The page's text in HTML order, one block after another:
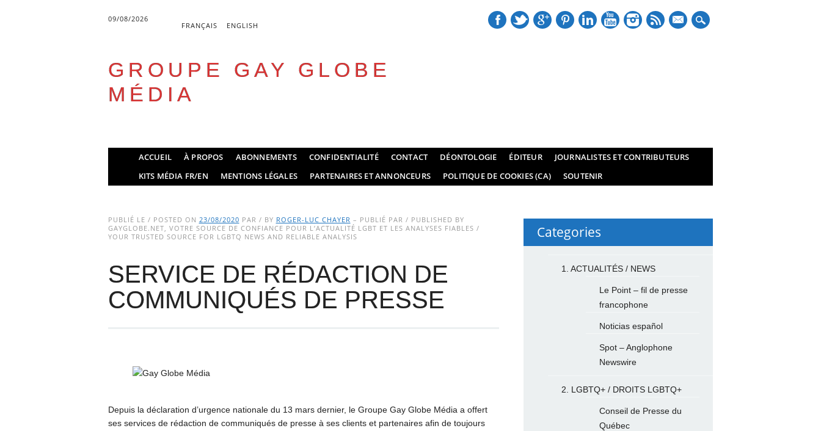
09/08/2026
FRANÇAIS ENGLISH
mail
GROUPE GAY GLOBE
MÉDIA
Main menu
ACCUEIL À PROPOS ABONNEMENTS CONFIDENTIALITÉ CONTACT DÉONTOLOGIE ÉDITEUR
JOURNALISTES ET CONTRIBUTEURS
KITS MÉDIA FR/EN
MENTIONS LÉGALES PARTENAIRES ET ANNONCEURS POLITIQUE DE COOKIES (CA) SOUTENIR
PUBLIÉ LE / POSTED ON 23/08/2020 PAR / BY ROGER-LUC CHAYER – PUBLIÉ PAR / PUBLISHED BY
GAYGLOBE.NET, VOTRE SOURCE DE CONFIANCE POUR L’ACTUALITÉ LGBT ET LES ANALYSES FIABLES /
YOUR TRUSTED SOURCE FOR LGBTQ NEWS AND RELIABLE ANALYSIS
SERVICE DE RÉDACTION DE
COMMUNIQUÉS DE PRESSE
Depuis la déclaration d’urgence nationale du 13 mars dernier, le Groupe Gay Globe Média a offert
ses services de rédaction de communiqués de presse à ses clients et partenaires afin de toujours
Categories
1. ACTUALITÉS / NEWS
Le Point – fil de presse
francophone
Noticias español
Spot – Anglophone
Newswire
2. LGBTQ+ / DROITS LGBTQ+
Conseil de Presse du
Québec